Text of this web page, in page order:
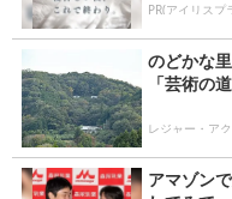
PR(アイリスプ
のどかな
「芸術の
レジャー・ア
アマゾン